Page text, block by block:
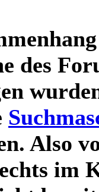
des
Also
im